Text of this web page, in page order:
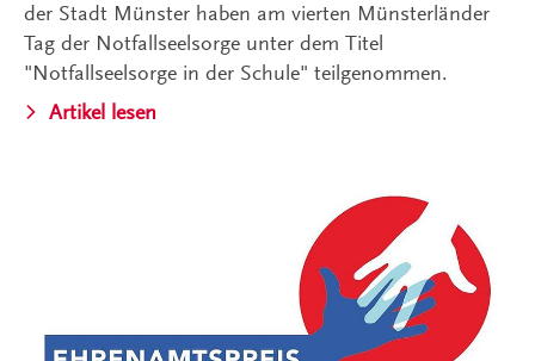
der Stadt Münster haben am vierten Münsterländer
Tag der Notfallseelsorge unter dem Titel
"Notfallseelsorge in der Schule" teilgenommen.
Artikel lesen